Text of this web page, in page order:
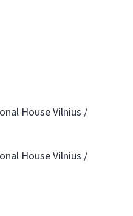
House Vilnius /
House Vilnius /